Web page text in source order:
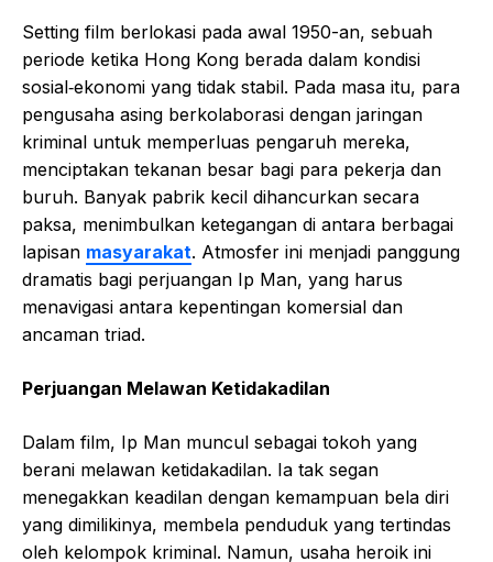
Setting film berlokasi pada awal 1950-an, sebuah
periode ketika Hong Kong berada dalam kondisi
sosial‑ekonomi yang tidak stabil. Pada masa itu, para
pengusaha asing berkolaborasi dengan jaringan
kriminal untuk memperluas pengaruh mereka,
menciptakan tekanan besar bagi para pekerja dan
buruh. Banyak pabrik kecil dihancurkan secara
paksa, menimbulkan ketegangan di antara berbagai
lapisan masyarakat. Atmosfer ini menjadi panggung
dramatis bagi perjuangan Ip Man, yang harus
menavigasi antara kepentingan komersial dan
ancaman triad.
Perjuangan Melawan Ketidakadilan
Dalam film, Ip Man muncul sebagai tokoh yang
berani melawan ketidakadilan. Ia tak segan
menegakkan keadilan dengan kemampuan bela diri
yang dimilikinya, membela penduduk yang tertindas
oleh kelompok kriminal. Namun, usaha heroik ini